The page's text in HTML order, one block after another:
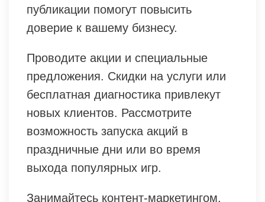
публикации помогут повысить
доверие к вашему бизнесу.
Проводите акции и специальные
предложения. Скидки на услуги или
бесплатная диагностика привлекут
новых клиентов. Рассмотрите
возможность запуска акций в
праздничные дни или во время
выхода популярных игр.
Занимайтесь контент-маркетингом.